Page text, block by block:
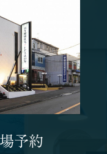
予約